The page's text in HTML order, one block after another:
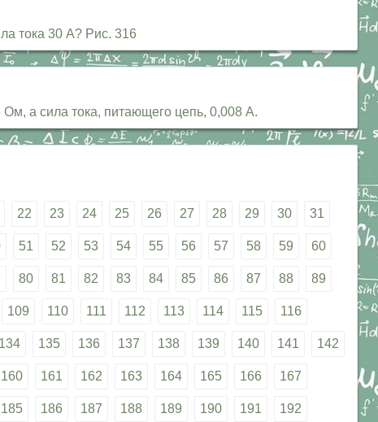
тока 30 А? Рис. 316
а сила тока, питающего цепь, 0,008 А.
22 23 24 25 26 27 28 29 30 31
51 52 53 54 55 56 57 58 59 60
80 81 82 83 84 85 86 87 88 89
109 110 111 112 113 114 115 116
134 135 136 137 138 139 140 141 142
160 161 162 163 164 165 166 167
185 186 187 188 189 190 191 192